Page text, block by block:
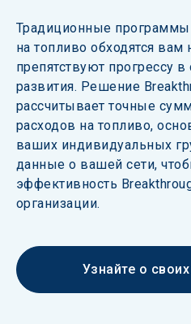
Традиционные
на топливо обходятся
препятствуют прогрессу в
развития. Решение
рассчитывает точные
расходов на топливо,
ваших индивидуальных
данные о вашей сети,
эффективность
организации.
Узнайте о